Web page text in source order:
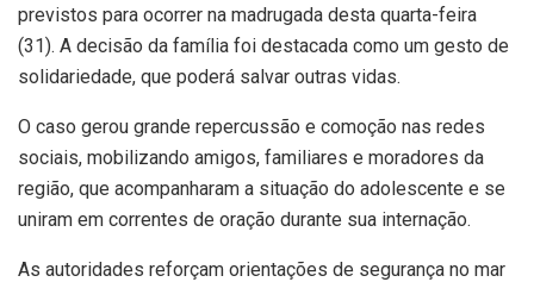
previstos para ocorrer na madrugada desta quarta-feira
(31). A decisão da família foi destacada como um gesto de
solidariedade, que poderá salvar outras vidas.
O caso gerou grande repercussão e comoção nas redes
sociais, mobilizando amigos, familiares e moradores da
região, que acompanharam a situação do adolescente e se
uniram em correntes de oração durante sua internação.
As autoridades reforçam orientações de segurança no mar